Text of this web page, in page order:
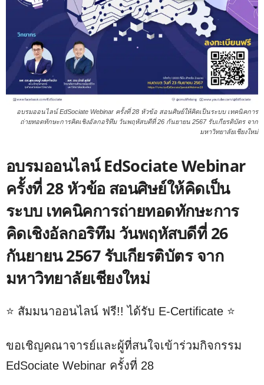
อบรมออนไลน์ EdSociate Webinar ครั้งที่ 28 หัวข้อ สอนศิษย์ให้คิดเป็นระบบ เทคนิคการ
ถ่ายทอดทักษะการคิดเชิงอัลกอริทึม วันพฤหัสบดีที่ 26 กันยายน 2567 รับเกียรติบัตร จาก
มหาวิทยาลัยเชียงใหม่
อบรมออนไลน์ EdSociate Webinar
ครั้งที่ 28 หัวข้อ สอนศิษย์ให้คิดเป็น
ระบบ เทคนิคการถ่ายทอดทักษะการ
คิดเชิงอัลกอริทึม วันพฤหัสบดีที่ 26
กันยายน 2567 รับเกียรติบัตร จาก
มหาวิทยาลัยเชียงใหม่
⭐️ สัมมนาออนไลน์ ฟรี!! ได้รับ E-Certificate ⭐️
ขอเชิญคณาจารย์และผู้ที่สนใจเข้าร่วมกิจกรรม
EdSociate Webinar ครั้งที่ 28